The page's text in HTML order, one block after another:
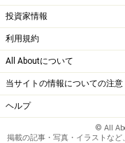
3月のお彼岸から4
す。庭を立体的に演
木を主役に迎えてみ
見えてきますよ。
投資家情報
利用規約
All Aboutについて
当サイトの情報についての注意
ヘルプ
© All
掲載の記事・写真・イラストな